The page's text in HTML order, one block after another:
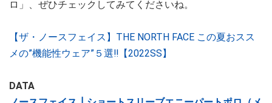
ロ」、ぜひチェックしてみてくださいね。
【ザ・ノースフェイス】THE NORTH FACE この夏おスス
メの”機能性ウェア”５選‼【2022SS】
DATA